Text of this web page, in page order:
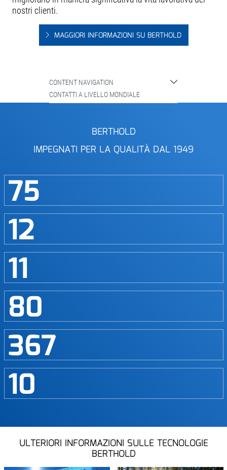
nostri clienti.
MAGGIORI INFORMAZIONI SU BERTHOLD
CONTENT NAVIGATION
CONTATTI A LIVELLO MONDIALE
BERTHOLD
IMPEGNATI PER LA QUALITÀ DAL 1949
75
12
11
80
367
10
ULTERIORI INFORMAZIONI SULLE TECNOLOGIE
BERTHOLD